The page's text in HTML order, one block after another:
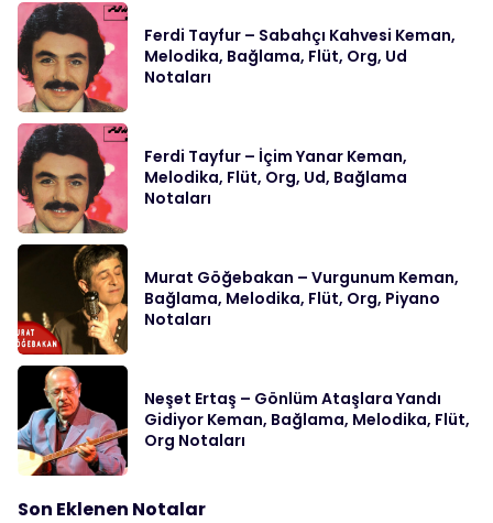
Ferdi Tayfur – Sabahçı Kahvesi Keman,
Melodika, Bağlama, Flüt, Org, Ud
Notaları
Ferdi Tayfur – İçim Yanar Keman,
Melodika, Flüt, Org, Ud, Bağlama
Notaları
Murat Göğebakan – Vurgunum Keman,
Bağlama, Melodika, Flüt, Org, Piyano
Notaları
Neşet Ertaş – Gönlüm Ataşlara Yandı
Gidiyor Keman, Bağlama, Melodika, Flüt,
Org Notaları
Son Eklenen Notalar